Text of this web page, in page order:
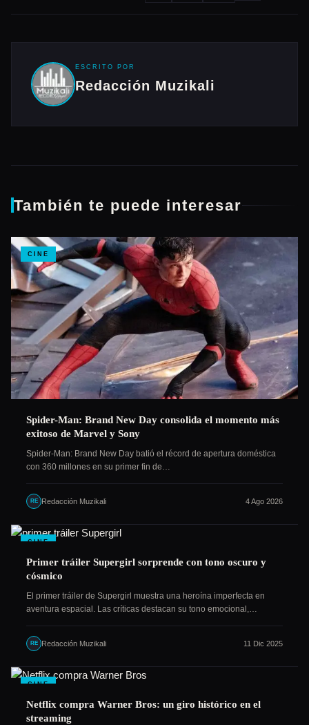
ESCRITO POR
Redacción Muzikali
También te puede interesar
CINE
Spider-Man: Brand New Day consolida el momento más
exitoso de Marvel y Sony
Spider-Man: Brand New Day batió el récord de apertura doméstica
con 360 millones en su primer fin de…
RE Redacción Muzikali 4 Ago 2026
CINE
Primer tráiler Supergirl sorprende con tono oscuro y
cósmico
El primer tráiler de Supergirl muestra una heroína imperfecta en
aventura espacial. Las críticas destacan su tono emocional,…
RE Redacción Muzikali 11 Dic 2025
CINE
Netflix compra Warner Bros: un giro histórico en el
streaming